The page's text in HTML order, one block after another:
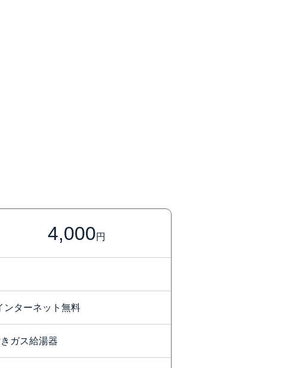
4,000円
ンターネット無料
ガス給湯器